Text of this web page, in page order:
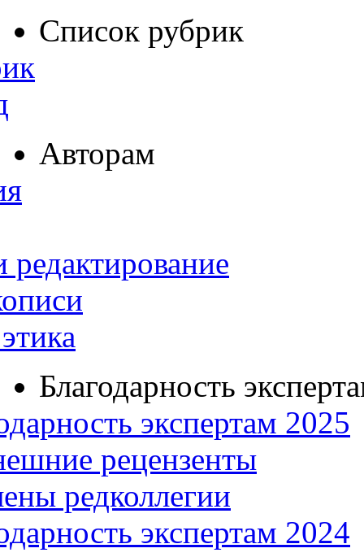
Список рубрик
Авторам
редактирование
Благодарность
экспертам 2025
рецензенты
редколлегии
экспертам 2024